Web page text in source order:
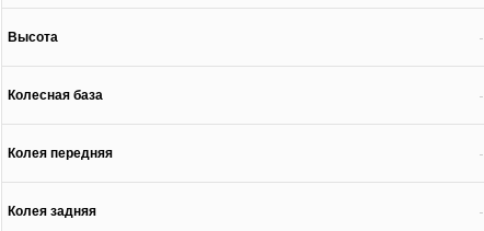
Высота
Колесная база
Колея передняя
Колея задняя